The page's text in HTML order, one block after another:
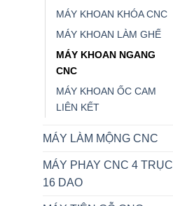
MÁY KHOAN KHÓA CNC
MÁY KHOAN LÀM GHẾ
MÁY KHOAN NGANG
CNC
MÁY KHOAN ỐC CAM
LIÊN KẾT
MÁY LÀM MỘNG CNC
MÁY PHAY CNC 4 TRỤC
16 DAO